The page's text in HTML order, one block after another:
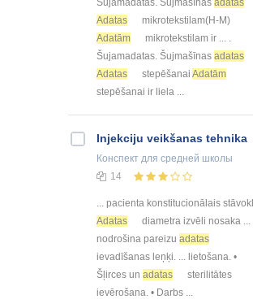
Šujamadatas. Šujmašīnas adatas
Adatas
mikrotekstilam(H-M)
Adatām
mikrotekstilam ir ... .
Šujamadatas. Šujmašīnas adatas
Adatas
stepēšanai Adatām
stepēšanai ir liela ...
Injekciju veikšanas tehnika
Конспект для средней школы
14
... pacienta konstitucionālais
Adatas
diametra izvēli nosaka ...
nodrošina pareizu adatas
ievadīšanas leņķi. ... lietošana. •
Šļirces un adatas
sterilitātes
ievērošana. • Darbs ...